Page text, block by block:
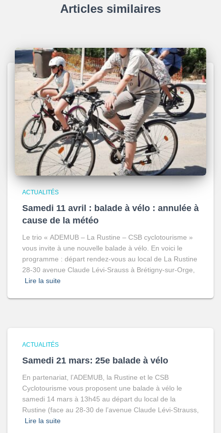
Articles similaires
ACTUALITÉS
Samedi 11 avril : balade à vélo : annulée à
cause de la météo
Le trio « ADEMUB – La Rustine – CSB cyclotourisme »
vous invite à une nouvelle balade à vélo. En voici le
programme : départ rendez-vous au local de La Rustine
28-30 avenue Claude Lévi-Srauss à Brétigny-sur-Orge,
Lire la suite
ACTUALITÉS
Samedi 21 mars: 25e balade à vélo
En partenariat, l’ADEMUB, la Rustine et le CSB
Cyclotourisme vous proposent une balade à vélo le
samedi 14 mars à 13h45 au départ du local de la
Rustine (face au 28-30 de l’avenue Claude Lévi-Strauss,
Lire la suite